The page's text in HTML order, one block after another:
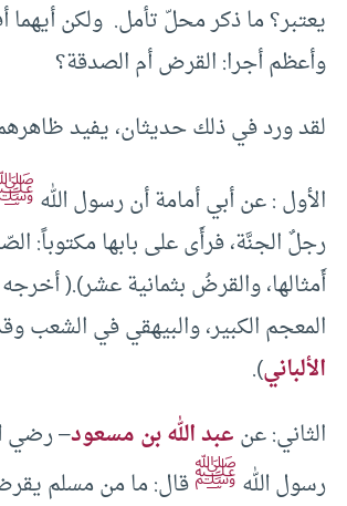
يعتبر؟ ما ذكر محلّ تأمل. ولكن
وأعظم أجرا: القرض أم الصدقة؟
لقد ورد في ذلك حديثان، يفيد
الأول : عن أبي أمامة أن رسول الله
رجلٌ الجنَّة، فرأَى على بابها مكتوباً:
أَمثالها، والقرضُ بثمانية عشر).(
المعجم الكبير، والبيهقي في الشعب
الألباني).
الثاني: عنعبد الله بن مسعود– رضي
رسول اللهﷺقال: ما من مسلم